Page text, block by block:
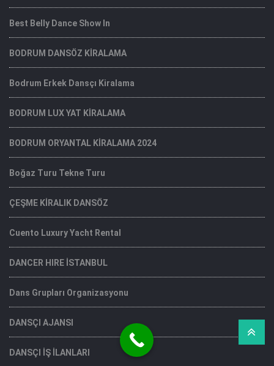
Best Belly Dance Show In
BODRUM DANSÖZ KİRALAMA
Bodrum Erkek Dansçı Kiralama
BODRUM LUX YAT KİRALAMA
BODRUM ORYANTAL KİRALAMA 2024
Boğaz Turu Tekne Turu
ÇEŞME KİRALIK DANSÖZ
Cuento Luxury Yacht Rental
DANCER HIRE İSTANBUL
Dans Grupları Organizasyonu
DANSÇI AJANSI
DANSÇI İŞ İLANLARI